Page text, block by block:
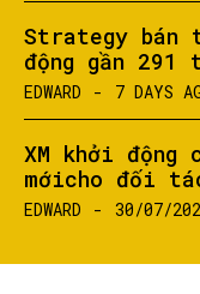
Strategy bán
động gần
EDWARD - 7 DAYS
XM khởi
mớicho đối
EDWARD - 30/07/